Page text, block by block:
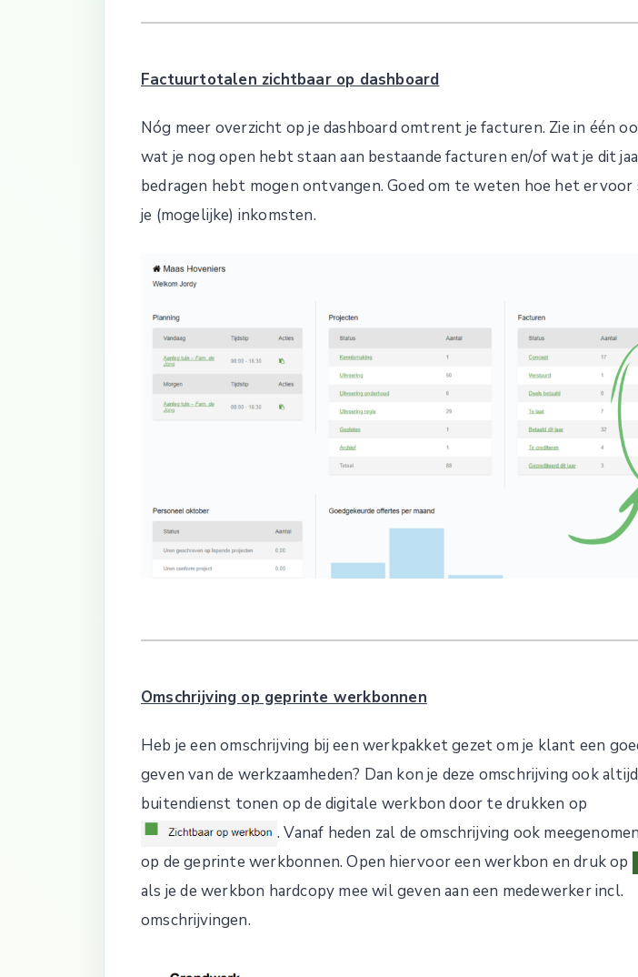
Factuurtotalen zichtbaar op dashboard
Nóg meer overzicht op je dashboard omtrent je facturen. Zie in één
wat je nog open hebt staan aan bestaande facturen en/of wat je dit
bedragen hebt mogen ontvangen. Goed om te weten hoe het
je (mogelijke) inkomsten.
Omschrijving op geprinte werkbonnen
Heb je een omschrijving bij een werkpakket gezet om je klant een
geven van de werkzaamheden? Dan kon je deze omschrijving ook
buitendienst tonen op de digitale werkbon door te drukken op
. Vanaf heden zal de omschrijving ook
op de geprinte werkbonnen. Open hiervoor een werkbon en druk op
als je de werkbon hardcopy mee wil geven aan een medewerker incl.
omschrijvingen.